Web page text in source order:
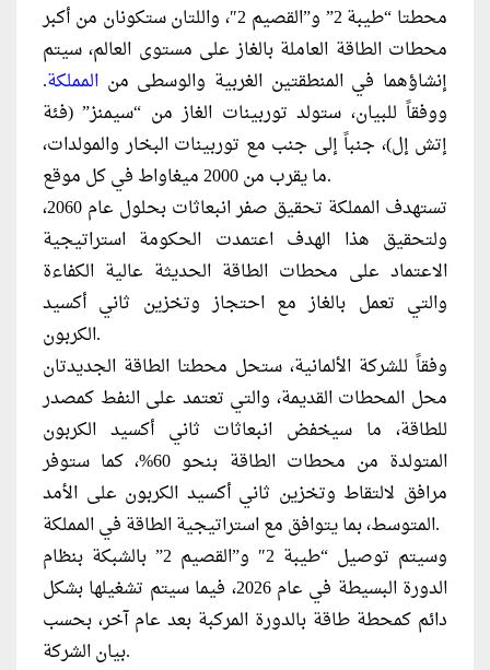
محطتا “طيبة 2” و”القصيم 2″، واللتان ستكونان من أكبر
محطات الطاقة العاملة بالغاز على مستوى العالم، سيتم
إنشاؤهما في المنطقتين الغربية والوسطى من المملكة.
ووفقاً للبيان، ستولد توربينات الغاز من “سيمنز” (فئة
إتش إل)، جنباً إلى جنب مع توربينات البخار والمولدات،
ما يقرب من 2000 ميغاواط في كل موقع.
تستهدف المملكة تحقيق صفر انبعاثات بحلول عام 2060،
ولتحقيق هذا الهدف اعتمدت الحكومة استراتيجية
الاعتماد على محطات الطاقة الحديثة عالية الكفاءة
والتي تعمل بالغاز مع احتجاز وتخزين ثاني أكسيد
الكربون.
وفقاً للشركة الألمانية، ستحل محطتا الطاقة الجديدتان
محل المحطات القديمة، والتي تعتمد على النفط كمصدر
للطاقة، ما سيخفض انبعاثات ثاني أكسيد الكربون
المتولدة من محطات الطاقة بنحو 60%، كما ستوفر
مرافق لالتقاط وتخزين ثاني أكسيد الكربون على الأمد
المتوسط، بما يتوافق مع استراتيجية الطاقة في المملكة.
وسيتم توصيل “طيبة 2″ و”القصيم 2” بالشبكة بنظام
الدورة البسيطة في عام 2026، فيما سيتم تشغيلها بشكل
دائم كمحطة طاقة بالدورة المركبة بعد عام آخر، بحسب
بيان الشركة.